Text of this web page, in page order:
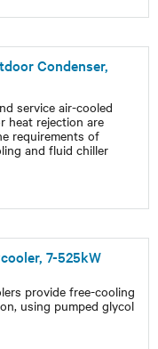
Condenser,
service air-cooled
heat rejection are
requirements of
and fluid chiller
7-525kW
provide free-cooling
using pumped glycol